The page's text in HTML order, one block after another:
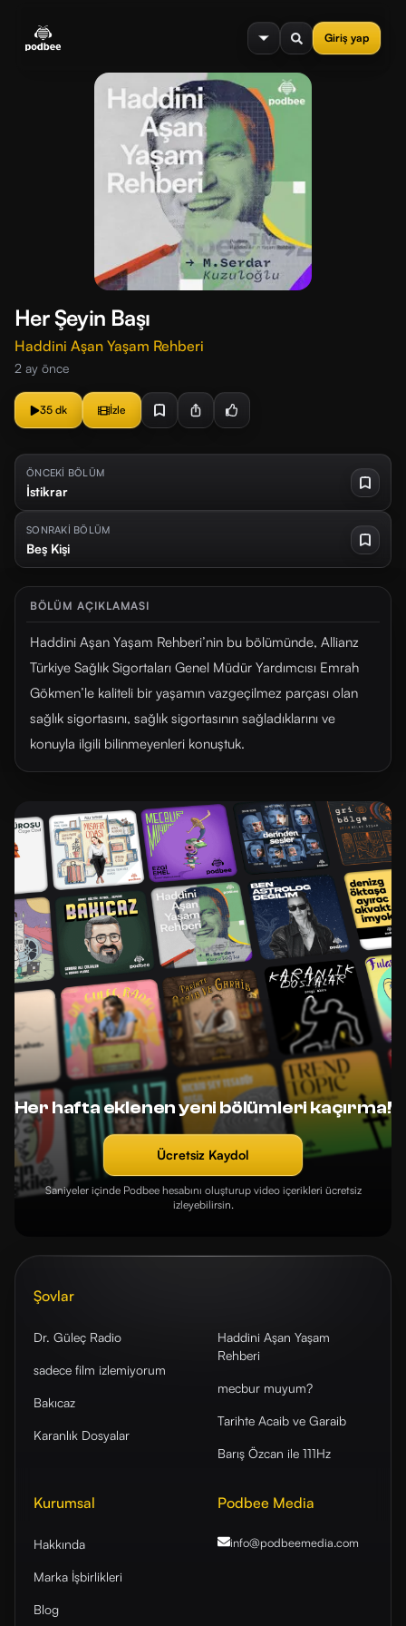
Giriş yap
menu
Her Şeyin Başı
Haddini Aşan Yaşam Rehberi
2 ay önce
35 dk İzle
ÖNCEKİ BÖLÜM
İstikrar
SONRAKİ BÖLÜM
Beş Kişi
BÖLÜM AÇIKLAMASI
Haddini Aşan Yaşam Rehberi’nin bu bölümünde, Allianz
Türkiye Sağlık Sigortaları Genel Müdür Yardımcısı Emrah
Gökmen’le kaliteli bir yaşamın vazgeçilmez parçası olan
sağlık sigortasını, sağlık sigortasının sağladıklarını ve
konuyla ilgili bilinmeyenleri konuştuk.
Her hafta eklenen yeni bölümleri kaçırma!
Ücretsiz Kaydol
Saniyeler içinde Podbee hesabını oluşturup video içerikleri ücretsiz
izleyebilirsin.
Şovlar
Dr. Güleç Radio
sadece film izlemiyorum
Bakıcaz
Karanlık Dosyalar
Haddini Aşan Yaşam
Rehberi
mecbur muyum?
Tarihte Acaib ve Garaib
Barış Özcan ile 111Hz
Kurumsal
Hakkında
Marka İşbirlikleri
Blog
Podbee Media
info@podbeemedia.com